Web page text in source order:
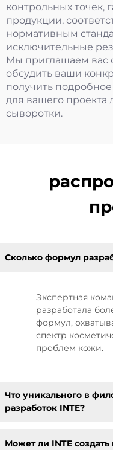
контрольных точек,
продукции,
нормативным
исключительные
Мы приглашаем вас
обсудить ваши
получить
для вашего проекта
сыворотки.
Сколько формул
Экспертная
разработала
формул,
спектр
проблем кожи.
Что уникального в
разработок INTE?
Может ли INTE